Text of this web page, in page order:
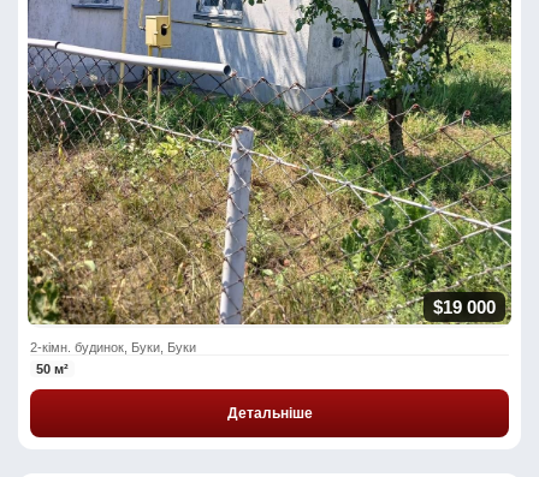
$19 000
2-кімн. будинок, Буки, Буки
50 м²
Детальніше